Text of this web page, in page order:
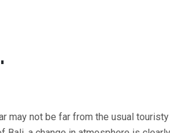
may not be far from the usual